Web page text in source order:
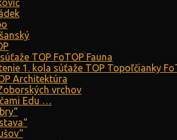
TOP FoTOP Fauna
1. kola súťaže TOP Topoľčianky
Architektúra
vrchov
Edu …